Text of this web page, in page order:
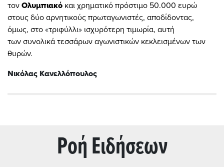
τον Ολυμπιακό και χρηματικό πρόστιμο 50.000 ευρώ
στους δύο αρνητικούς πρωταγωνιστές, αποδίδοντας,
όμως, στο «τριφύλλι» ισχυρότερη τιμωρία, αυτή
των συνολικά τεσσάρων αγωνιστικών κεκλεισμένων των
θυρών.
Νικόλας Κανελλόπουλος
Ρoή Ειδήσεων